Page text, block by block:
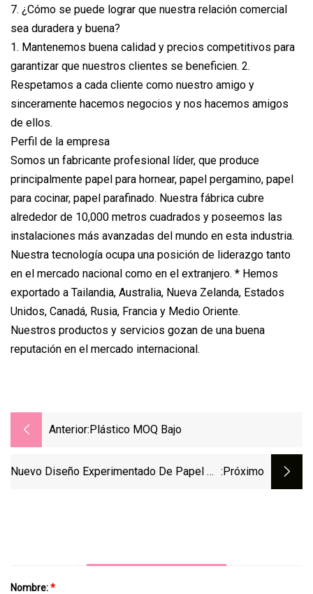
7. ¿Cómo se puede lograr que nuestra relación comercial
sea duradera y buena?
1. Mantenemos buena calidad y precios competitivos para
garantizar que nuestros clientes se beneficien. 2.
Respetamos a cada cliente como nuestro amigo y
sinceramente hacemos negocios y nos hacemos amigos
de ellos.
Perfil de la empresa
Somos un fabricante profesional líder, que produce
principalmente papel para hornear, papel pergamino, papel
para cocinar, papel parafinado. Nuestra fábrica cubre
alrededor de 10,000 metros cuadrados y poseemos las
instalaciones más avanzadas del mundo en esta industria.
Nuestra tecnología ocupa una posición de liderazgo tanto
en el mercado nacional como en el extranjero. * Hemos
exportado a Tailandia, Australia, Nueva Zelanda, Estados
Unidos, Canadá, Rusia, Francia y Medio Oriente.
Nuestros productos y servicios gozan de una buena
reputación en el mercado internacional.
Anterior: Plástico MOQ Bajo
Nuevo Diseño Experimentado De Papel De :próximo
Nombre:*